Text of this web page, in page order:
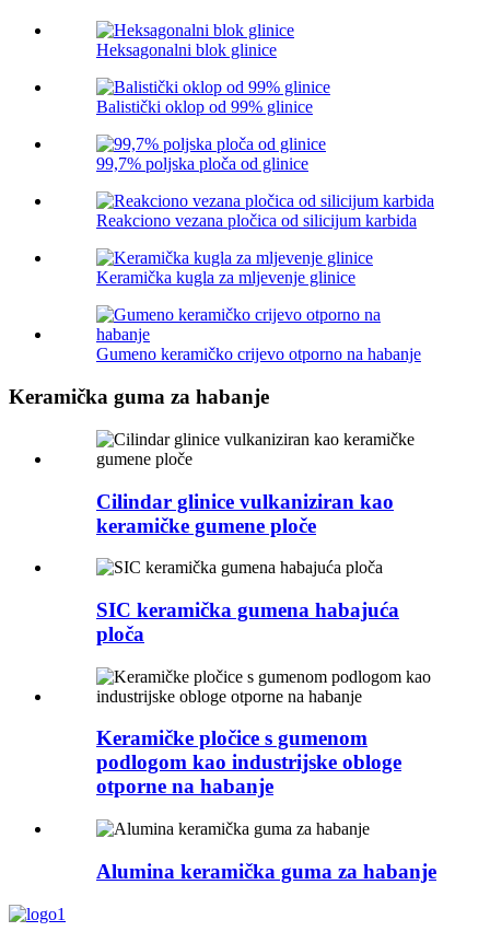
Heksagonalni blok glinice
Balistički oklop od 99% glinice
99,7% poljska ploča od glinice
Reakciono vezana pločica od silicijum karbida
Keramička kugla za mljevenje glinice
Gumeno keramičko crijevo otporno na habanje
Keramička guma za habanje
Cilindar glinice vulkaniziran kao
keramičke gumene ploče
SIC keramička gumena habajuća
ploča
Keramičke pločice s gumenom
podlogom kao industrijske obloge
otporne na habanje
Alumina keramička guma za habanje